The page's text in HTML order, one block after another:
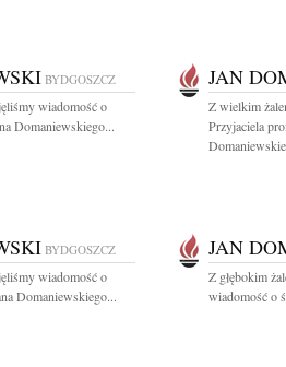
BYDGOSZCZ
wiadomość o
Domaniewskiego...
JAN
Z wielkim
Przyjaciela
BYDGOSZCZ
wiadomość o
Domaniewskiego...
JAN
Z głębokim
wiadomość o